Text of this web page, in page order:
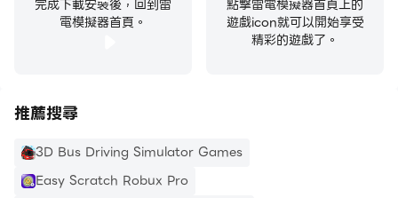
完成下載安裝後，回到雷
電模擬器首頁。
點擊雷電模擬器首頁上的
遊戲icon就可以開始享受
精彩的遊戲了。
推薦搜尋
3D Bus Driving Simulator Games
Easy Scratch Robux Pro